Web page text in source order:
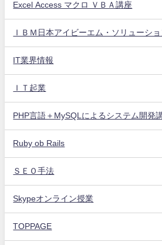
Excel Access マクロ ＶＢＡ講座
ＩＢＭ日本アイビーエム・ソリューシ
IT業界情報
ＩＴ起業
PHP言語＋MySQLによるシステム開発
Ruby ob Rails
ＳＥＯ手法
Skypeオンライン授業
TOPPAGE